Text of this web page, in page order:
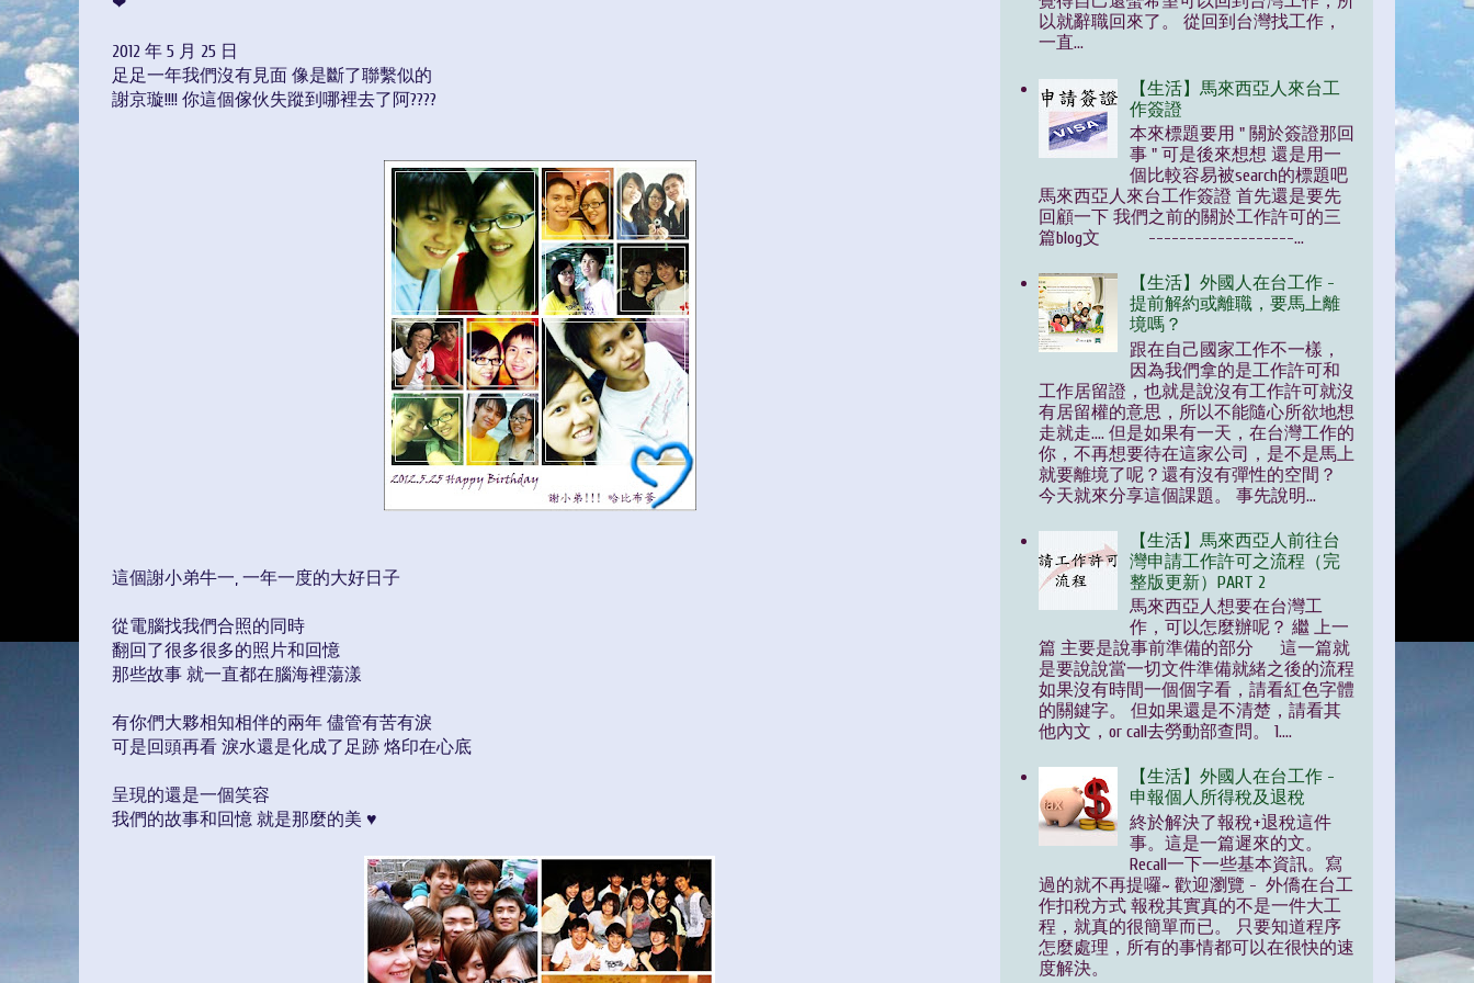
2012 年 5 月 25 日
足足一年我們沒有見面 像是斷了聯繫似的
謝京璇!!!! 你這個傢伙失蹤到哪裡去了阿????
這個謝小弟牛一, 一年一度的大好日子
從電腦找我們合照的同時
翻回了很多很多的照片和回憶
那些故事 就一直都在腦海裡蕩漾
有你們大夥相知相伴的兩年 儘管有苦有淚
可是回頭再看 淚水還是化成了足跡 烙印在心底
呈現的還是一個笑容
我們的故事和回憶 就是那麼的美 ♥
以就辭職回來了。 從回到台灣找工作，
一直...
【生活】馬來西亞人來台工
作簽證
本來標題要用 " 關於簽證那回
事 " 可是後來想想 還是用一
個比較容易被search的標題吧
馬來西亞人來台工作簽證 首先還是要先
回顧一下 我們之前的關於工作許可的三
篇blog文 -------------------...
【生活】外國人在台工作 -
提前解約或離職，要馬上離
境嗎？
跟在自己國家工作不一樣，
因為我們拿的是工作許可和
工作居留證，也就是說沒有工作許可就沒
有居留權的意思，所以不能隨心所欲地想
走就走.... 但是如果有一天，在台灣工作的
你，不再想要待在這家公司，是不是馬上
就要離境了呢？還有沒有彈性的空間？
今天就來分享這個課題。 事先說明...
【生活】馬來西亞人前往台
灣申請工作許可之流程（完
整版更新）PART 2
馬來西亞人想要在台灣工
作，可以怎麼辦呢？ 繼 上一
篇 主要是說事前準備的部分 這一篇就
是要說說當一切文件準備就緒之後的流程
如果沒有時間一個個字看，請看紅色字體
的關鍵字。 但如果還是不清楚，請看其
他內文，or call去勞動部查問。 1....
【生活】外國人在台工作 -
申報個人所得稅及退稅
終於解決了報稅+退稅這件
事。這是一篇遲來的文。
Recall一下一些基本資訊。寫
過的就不再提囉~ 歡迎瀏覽 - 外僑在台工
作扣稅方式 報稅其實真的不是一件大工
程，就真的很簡單而已。 只要知道程序
怎麼處理，所有的事情都可以在很快的速
度解決。